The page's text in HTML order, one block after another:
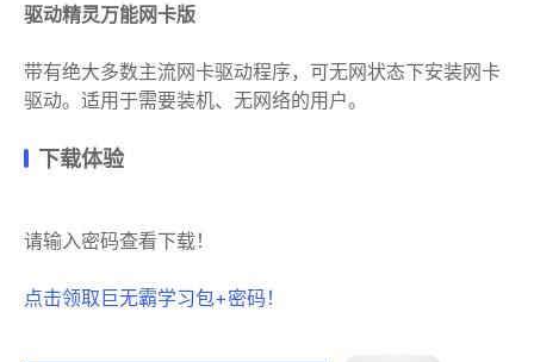
驱动精灵万能网卡版
带有绝大多数主流网卡驱动程序，可无网状态下安装网卡
驱动。适用于需要装机、无网络的用户。
下载体验
请输入密码查看下载！
点击领取巨无霸学习包+密码！